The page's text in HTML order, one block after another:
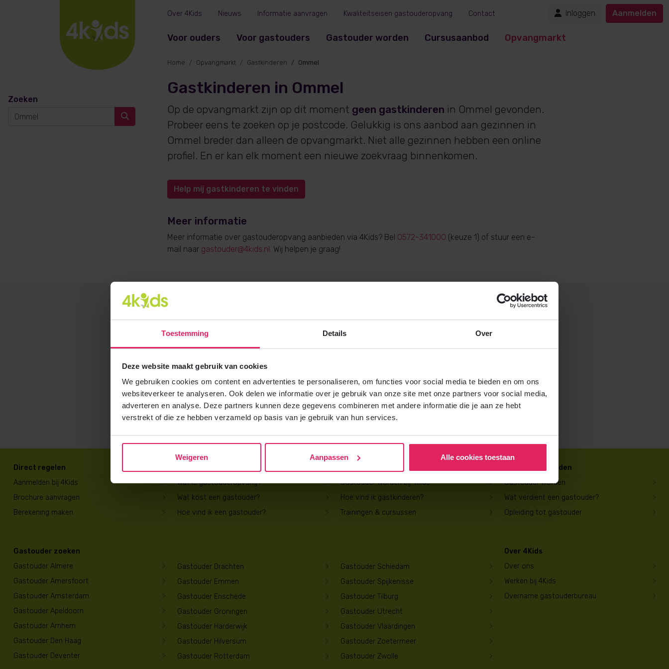
Toestemming Details Over
Deze website maakt gebruik van cookies
We gebruiken cookies om content en advertenties te personaliseren, om functies voor social media te bieden en om ons
websiteverkeer te analyseren. Ook delen we informatie over je gebruik van onze site met onze partners voor social media,
adverteren en analyse. Deze partners kunnen deze gegevens combineren met andere informatie die je aan ze hebt
verstrekt of die ze hebben verzameld op basis van je gebruik van hun services.
Weigeren Aanpassen Alle cookies toestaan
Voor ouders Voor gastouders Gastouder worden Cursusaanbod Opvangmarkt
Over 4Kids Nieuws Informatie aanvragen Kwaliteitseisen gastouderopvang Contact Inloggen Aanmelden
Zoeken
Home Opvangmarkt Gastkinderen Ommel
Gastkinderen in Ommel
Op de opvangmarkt zijn op dit moment geen gastkinderen in Ommel gevonden.
Probeer eens te zoeken op je postcode. Gelukkig is ons aanbod aan gezinnen in
Ommel breder dan alleen de opvangmarkt. Niet alle gezinnen hebben een online
profiel. En er kan elk moment een nieuwe zoekvraag binnenkomen.
Help mij gastkinderen te vinden
Meer informatie
Meer informatie over gastouderopvang aanbieden via 4Kids? Bel 0572-341000 (keuze 1) of stuur een e-
mail naar gastouder@4kids.nl . Wij helpen je graag!
Gratis brochure
Meer weten over gastouderopvang via gastouderbureau 4Kids?
Vraag gratis en vrijblijvend de 4Kids brochure voor gastouders aan
Brochure aanvragen
Direct regelen
Aanmelden bij 4Kids
Brochure aanvragen
Berekening maken
Wat is gastouderopvang?
Wat kost een gastouder?
Hoe vind ik een gastouder?
Gastouder worden bij 4Kids
Hoe vind ik gastkinderen?
Trainingen & cursussen
Gastouder worden
Gastouder worden
Wat verdient een gastouder?
Opleiding tot gastouder
Gastouder zoeken
Gastouder Almere
Gastouder Amersfoort
Gastouder Amsterdam
Gastouder Apeldoorn
Gastouder Arnhem
Gastouder Den Haag
Gastouder Deventer
Gastouder Drachten
Gastouder Emmen
Gastouder Enschede
Gastouder Groningen
Gastouder Harderwijk
Gastouder Hilversum
Gastouder Rotterdam
Gastouder Schiedam
Gastouder Spijkenisse
Gastouder Tilburg
Gastouder Utrecht
Gastouder Vlaardingen
Gastouder Zoetermeer
Gastouder Zwolle
Over 4Kids
Over ons
Werken bij 4Kids
Overname gastouderbureau